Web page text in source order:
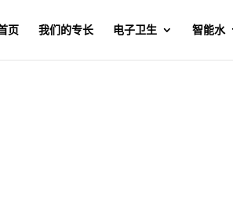
页 我们的专长 电子卫生 智能水